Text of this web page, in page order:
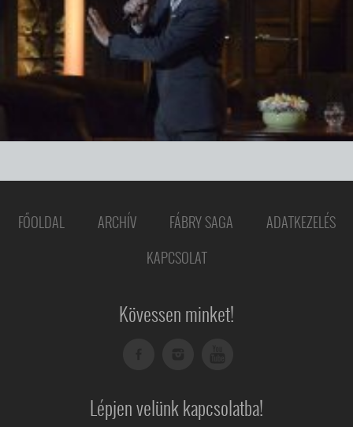
FŐOLDAL ARCHÍV FÁBRY SAGA
ADATKEZELÉS
KAPCSOLAT
Kövessen minket!
Lépjen velünk kapcsolatba!